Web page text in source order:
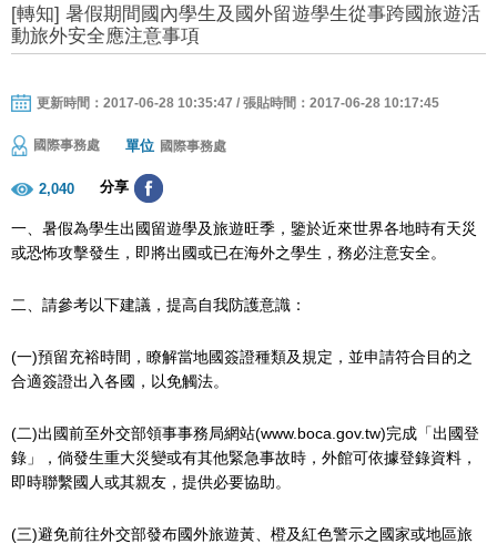
[轉知] 暑假期間國內學生及國外留遊學生從事跨國旅遊活
動旅外安全應注意事項
更新時間：2017-06-28 10:35:47 / 張貼時間：2017-06-28 10:17:45
國際事務處 單位 國際事務處
2,040 分享
一、暑假為學生出國留遊學及旅遊旺季，鑒於近來世界各地時有天災
或恐怖攻擊發生，即將出國或已在海外之學生，務必注意安全。
二、請參考以下建議，提高自我防護意識：
(一)預留充裕時間，瞭解當地國簽證種類及規定，並申請符合目的之
合適簽證出入各國，以免觸法。
(二)出國前至外交部領事事務局網站(www.boca.gov.tw)完成「出國登
錄」，倘發生重大災變或有其他緊急事故時，外館可依據登錄資料，
即時聯繫國人或其親友，提供必要協助。
(三)避免前往外交部發布國外旅遊黃、橙及紅色警示之國家或地區旅